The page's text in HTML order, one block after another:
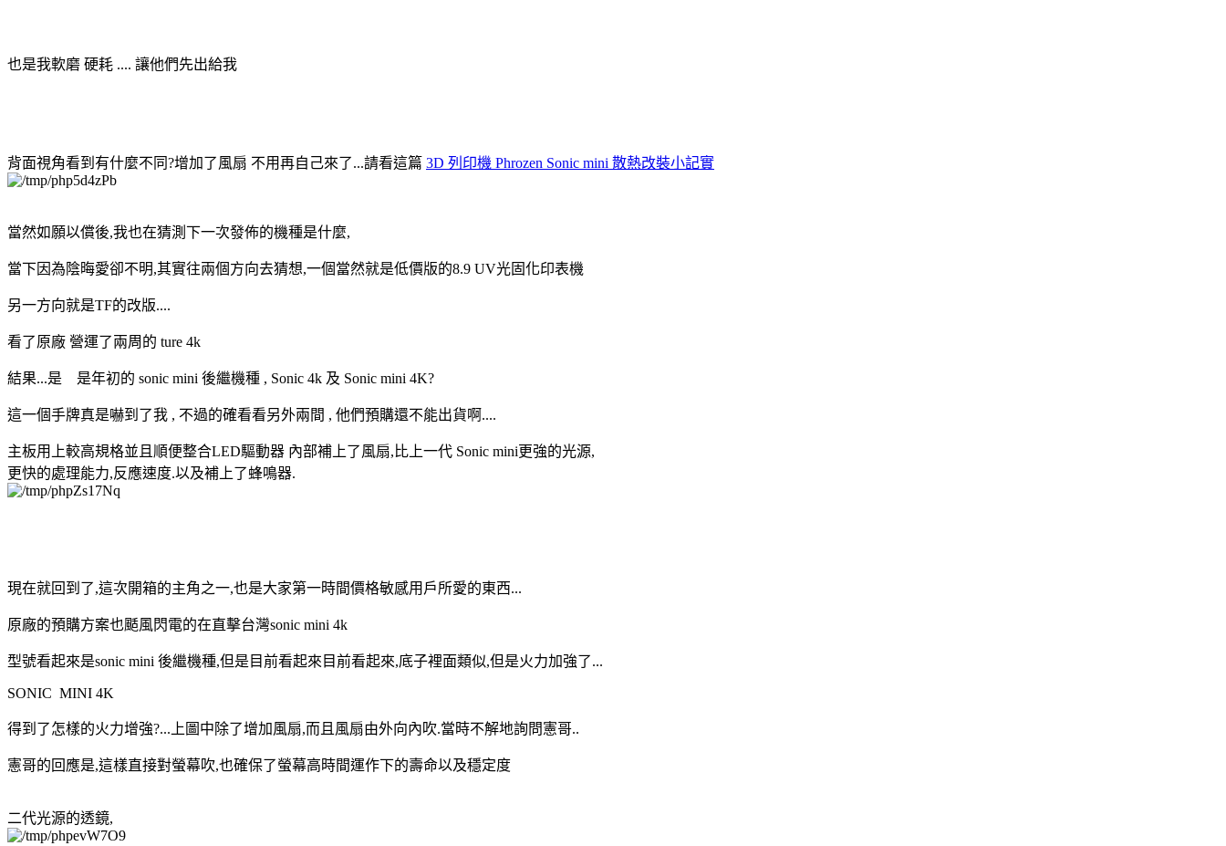
也是我軟磨 硬耗 .... 讓他們先出給我
背面視角看到有什麼不同?增加了風扇 不用再自己來了...請看這篇 3D 列印機 Phrozen Sonic mini 散熱改裝小記實
當然如願以償後,我也在猜測下一次發佈的機種是什麼,
當下因為陰晦愛卻不明,其實往兩個方向去猜想,一個當然就是低價版的8.9 UV光固化印表機
另一方向就是TF的改版....
看了原廠 營運了兩周的 ture 4k
結果...是 是年初的 sonic mini 後繼機種 , Sonic 4k 及 Sonic mini 4K?
這一個手牌真是嚇到了我 , 不過的確看看另外兩間 , 他們預購還不能出貨啊....
主板用上較高規格並且順便整合LED驅動器 內部補上了風扇,比上一代 Sonic mini更強的光源,
更快的處理能力,反應速度.以及補上了蜂鳴器.
現在就回到了,這次開箱的主角之一,也是大家第一時間價格敏感用戶所愛的東西...
原廠的預購方案也颳風閃電的在直擊台灣sonic mini 4k
型號看起來是sonic mini 後繼機種,但是目前看起來目前看起來,底子裡面類似,但是火力加強了...
SONIC MINI 4K
得到了怎樣的火力增強?...上圖中除了增加風扇,而且風扇由外向內吹.當時不解地詢問憲哥..
憲哥的回應是,這樣直接對螢幕吹,也確保了螢幕高時間運作下的壽命以及穩定度
二代光源的透鏡,